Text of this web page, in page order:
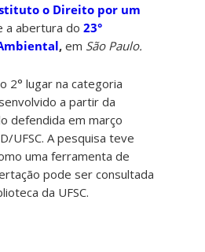
o Direito por um
a abertura do23°
, em São Paulo.
2° lugar na categoria
a partir da
defendida em março
UFSC. A pesquisa teve
uma ferramenta de
pode ser consultada
da UFSC.